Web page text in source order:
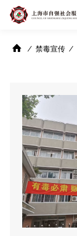
⁄ 禁毒宣传 ⁄